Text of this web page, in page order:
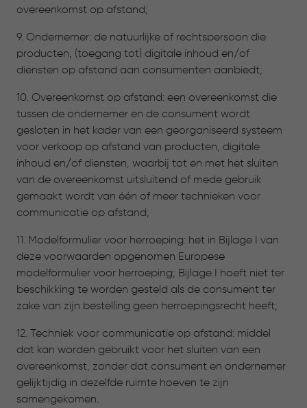
overeenkomst op afstand;
9. Ondernemer: de natuurlijke of rechtspersoon die
producten, (toegang tot) digitale inhoud en/of
diensten op afstand aan consumenten aanbiedt;
10. Overeenkomst op afstand: een overeenkomst die
tussen de ondernemer en de consument wordt
gesloten in het kader van een georganiseerd systeem
voor verkoop op afstand van producten, digitale
inhoud en/of diensten, waarbij tot en met het sluiten
van de overeenkomst uitsluitend of mede gebruik
gemaakt wordt van één of meer technieken voor
communicatie op afstand;
11. Modelformulier voor herroeping: het in Bijlage I van
deze voorwaarden opgenomen Europese
modelformulier voor herroeping; Bijlage I hoeft niet ter
beschikking te worden gesteld als de consument ter
zake van zijn bestelling geen herroepingsrecht heeft;
12. Techniek voor communicatie op afstand: middel
dat kan worden gebruikt voor het sluiten van een
overeenkomst, zonder dat consument en ondernemer
gelijktijdig in dezelfde ruimte hoeven te zijn
samengekomen.